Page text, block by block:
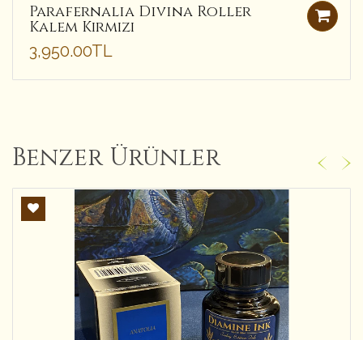
Parafernalia Divina Roller
Kalem Kırmızı
3,950.00TL
Benzer Ürünler